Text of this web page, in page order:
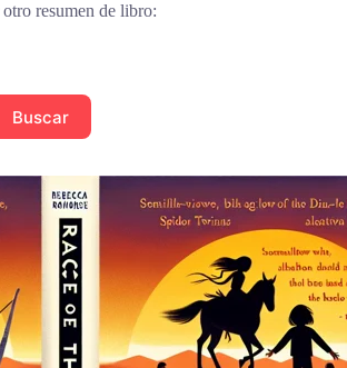
resumen de libro:
Buscar